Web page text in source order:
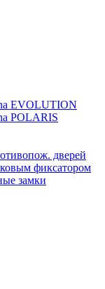
EVOLUTION
POLARIS
дверей
фиксатором
замки